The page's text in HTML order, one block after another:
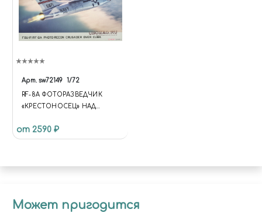
Арт. sw72149 1/72
RF-8A ФОТОРАЗВЕДЧИК
«КРЕСТОНОСЕЦ» НАД
от 2590 ₽
Может пригодится